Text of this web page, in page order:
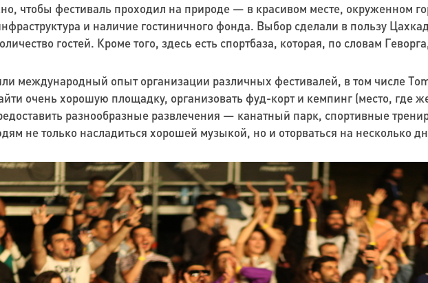
чтобы фестиваль проходил на природе — в красивом месте, окруженном
и наличие гостиничного фонда. Выбор сделали в пользу
гостей. Кроме того, здесь есть спортбаза, которая, по словам
международный опыт организации различных фестивалей, в том числе
очень хорошую площадку, организовать фуд-корт и кемпинг (место, где
разнообразные развлечения — канатный парк, спортивные
не только насладиться хорошей музыкой, но и оторваться на несколько